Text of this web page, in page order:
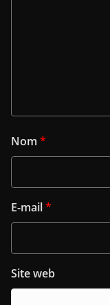
Nom *
E-mail*
Site web